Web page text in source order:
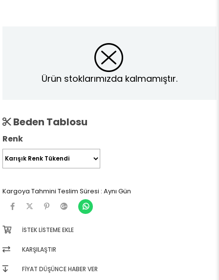
Ürün stoklarımızda kalmamıştır.
Beden Tablosu
Renk
Kargoya Tahmini Teslim Süresi : Aynı Gün
İSTEK LISTEME EKLE
KARŞILAŞTIR
FIYAT DÜŞÜNCE HABER VER